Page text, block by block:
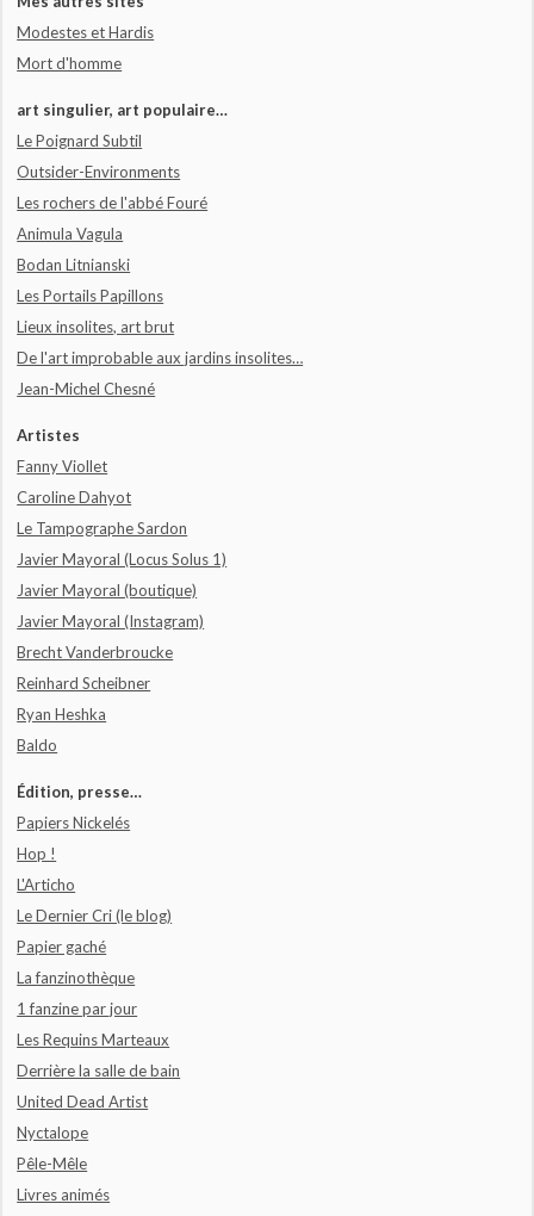
Modestes et Hardis
Mort d'homme
art singulier, art populaire…
Le Poignard Subtil
Outsider-Environments
Les rochers de l'abbé Fouré
Animula Vagula
Bodan Litnianski
Les Portails Papillons
Lieux insolites, art brut
De l'art improbable aux jardins insolites…
Jean-Michel Chesné
Artistes
Fanny Viollet
Caroline Dahyot
Le Tampographe Sardon
Javier Mayoral (Locus Solus 1)
Javier Mayoral (boutique)
Javier Mayoral (Instagram)
Brecht Vanderbroucke
Reinhard Scheibner
Ryan Heshka
Baldo
Édition, presse…
Papiers Nickelés
Hop !
L'Articho
Le Dernier Cri (le blog)
Papier gaché
La fanzinothèque
1 fanzine par jour
Les Requins Marteaux
Derrière la salle de bain
United Dead Artist
Nyctalope
Pêle-Mêle
Livres animés